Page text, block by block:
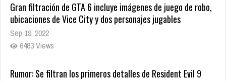
Gran filtración de GTA 6 incluye imágenes de juego de robo,
ubicaciones de Vice City y dos personajes jugables
Sep 19, 2022
6483 Views
Rumor: Se filtran los primeros detalles de Resident Evil 9